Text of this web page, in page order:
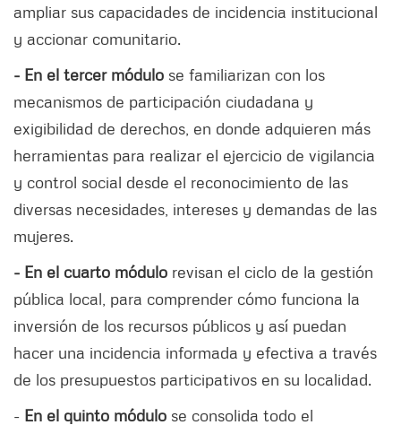
ampliar sus capacidades de incidencia institucional
y accionar comunitario.
- En el tercer módulo se familiarizan con los
mecanismos de participación ciudadana y
exigibilidad de derechos, en donde adquieren más
herramientas para realizar el ejercicio de vigilancia
y control social desde el reconocimiento de las
diversas necesidades, intereses y demandas de las
mujeres.
- En el cuarto módulo revisan el ciclo de la gestión
pública local, para comprender cómo funciona la
inversión de los recursos públicos y así puedan
hacer una incidencia informada y efectiva a través
de los presupuestos participativos en su localidad.
- En el quinto módulo se consolida todo el